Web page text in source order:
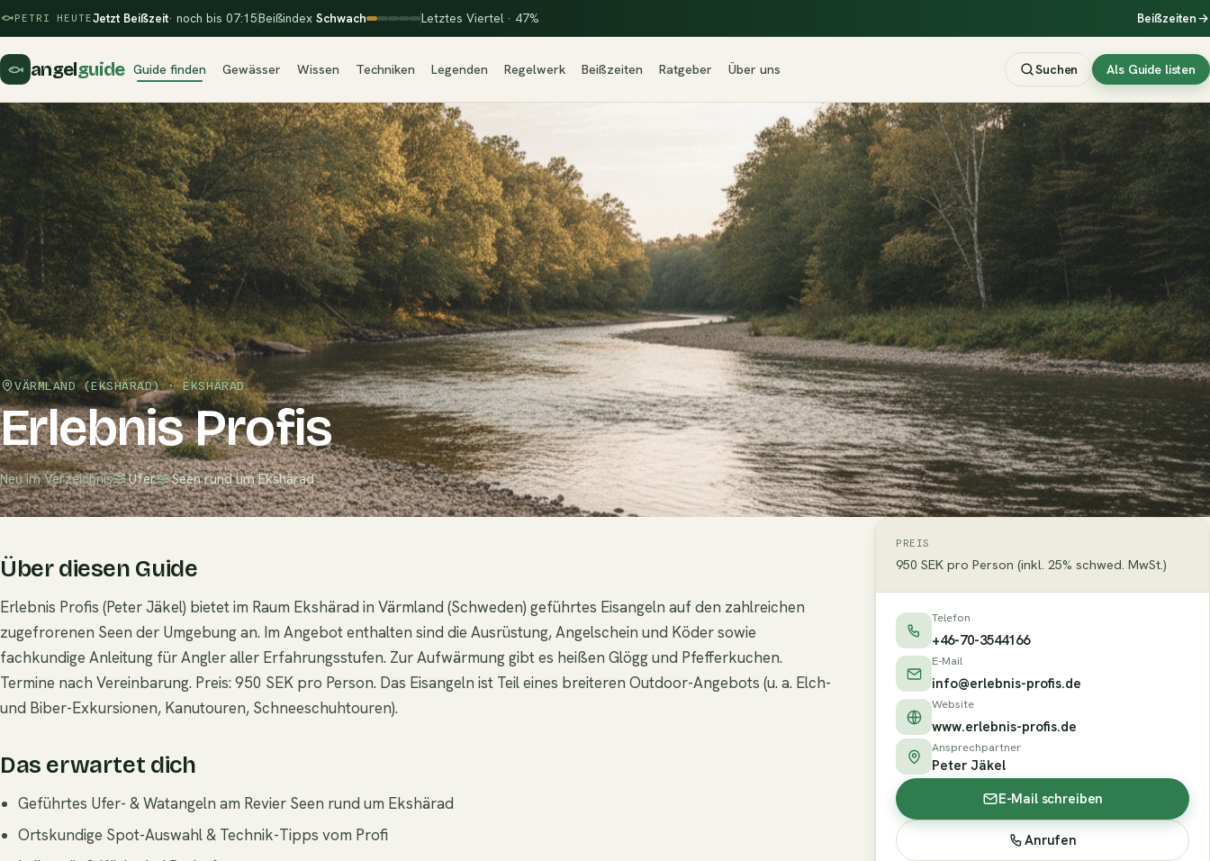
PETRI HEUTEJetzt Beißzeit· noch bis 07:15Beißindex Schwach Letztes Viertel · 47% Beißzeiten
angelguide Guide finden Gewässer Wissen Techniken Legenden Regelwerk Beißzeiten Ratgeber Über uns Suchen Als Guide listen
VÄRMLAND (EKSHÄRAD) · EKSHÄRAD
Erlebnis Profis
Neu im Verzeichnis Ufer Seen rund um Ekshärad
Über diesen Guide
Erlebnis Profis (Peter Jäkel) bietet im Raum Ekshärad in Värmland (Schweden) geführtes Eisangeln auf den zahlreichen
zugefrorenen Seen der Umgebung an. Im Angebot enthalten sind die Ausrüstung, Angelschein und Köder sowie
fachkundige Anleitung für Angler aller Erfahrungsstufen. Zur Aufwärmung gibt es heißen Glögg und Pfefferkuchen.
Termine nach Vereinbarung. Preis: 950 SEK pro Person. Das Eisangeln ist Teil eines breiteren Outdoor-Angebots (u. a. Elch-
und Biber-Exkursionen, Kanutouren, Schneeschuhtouren).
Das erwartet dich
Geführtes Ufer- & Watangeln am Revier Seen rund um Ekshärad
Ortskundige Spot-Auswahl & Technik-Tipps vom Profi
PREIS
950 SEK pro Person (inkl. 25% schwed. MwSt.)
Telefon
+46-70-3544166
E-Mail
info@erlebnis-profis.de
Website
www.erlebnis-profis.de
Ansprechpartner
Peter Jäkel
E-Mail schreiben
Anrufen